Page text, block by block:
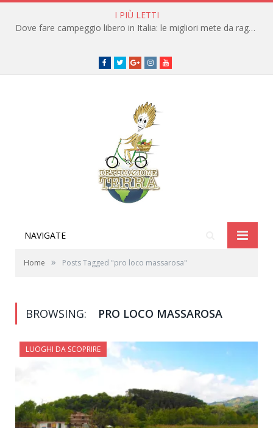
I PIÙ LETTI
Dove fare campeggio libero in Italia: le migliori mete da raggiungere in traghetto
Facebook
TwitterGoogle+instagramyoutube
NAVIGATE
Home » Posts Tagged "pro loco massarosa"
BROWSING: PRO LOCO MASSAROSA
LUOGHI DA SCOPRIRE